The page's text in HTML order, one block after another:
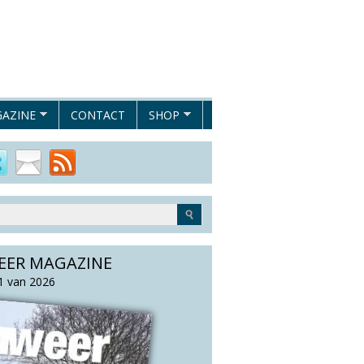
CONTACT SHOP
MAGAZINE
van 2026